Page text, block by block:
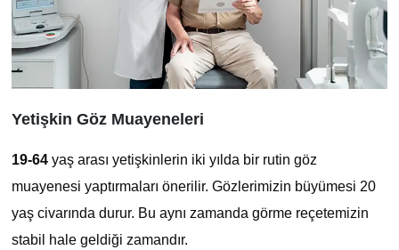
Yetişkin Göz Muayeneleri
19-64yaş arası yetişkinlerin iki yılda bir rutin göz
muayenesi yaptırmaları önerilir. Gözlerimizin büyümesi 20
yaş civarında durur. Bu aynı zamanda görme reçetemizin
stabil hale geldiği zamandır.